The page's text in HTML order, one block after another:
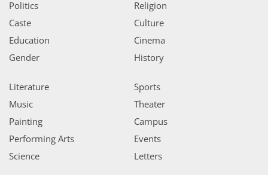
Politics
Caste
Education
Gender
Religion
Culture
Cinema
History
Literature
Music
Painting
Performing Arts
Science
Sports
Theater
Campus
Events
Letters